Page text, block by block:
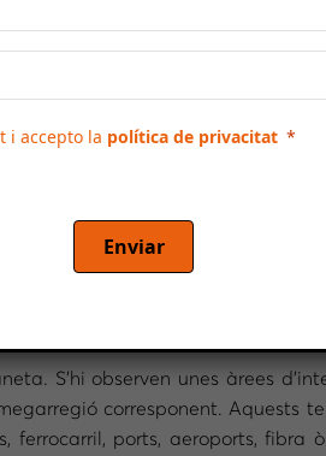
I LA
Comarcal del Baix Penedès,
l’Associació Pro Vegueria
Comarcal del Baix Penedès
vegueries, províncies,
és l’embrió de tot: dels
hi ha una corrent que està
S’hi observen unes àrees
corresponent. Aquests
ferrocarril, ports, aeroports, fibra
i accepto la política de privacitat
Enviar